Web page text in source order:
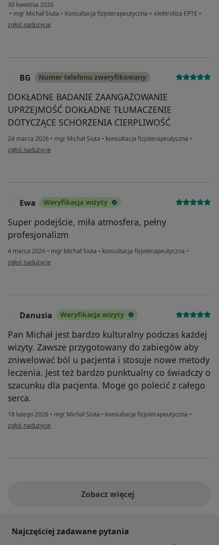
30 kwietnia 2026
• mgr Michał Siuta • Konsultacja fizjoterapeutyczna + elektroliza EPTE •
w opinii użytkownika Kasia
zgłoś nadużycie
BG Numer telefonu zweryfikowany
DOKŁADNE BADANIE ZAANGAŻOWANIE
UPRZEJMOŚĆ DOKŁADNE TŁUMACZENIE
DOTYCZĄCE SCHORZENIA CIERPLIWOŚĆ
24 marca 2026 • mgr Michał Siuta • konsultacja fizjoterapeutyczna •
w opinii użytkownika BG
zgłoś nadużycie
Ewa Weryfikacja wizyty
Super podejście, miła atmosfera, pełny
profesjonalizm
4 marca 2026 • mgr Michał Siuta • konsultacja fizjoterapeutyczna •
w opinii użytkownika Ewa
zgłoś nadużycie
Danusia Weryfikacja wizyty
Pan Michał jest bardzo kulturalny podczas każdej
wizyty. Zawsze przygotowany do zabiegów aby
zniwelować ból u pacjenta i stosuje nowe metody
leczenia. Jest też bardzo punktualny co świadczy o
szacunku dla pacjenta. Moge go polecić z całego
serca.
18 lutego 2026 • mgr Michał Siuta • konsultacja fizjoterapeutyczna •
w opinii użytkownika Danusia
zgłoś nadużycie
Zobacz więcej
Najczęściej zadawane pytania